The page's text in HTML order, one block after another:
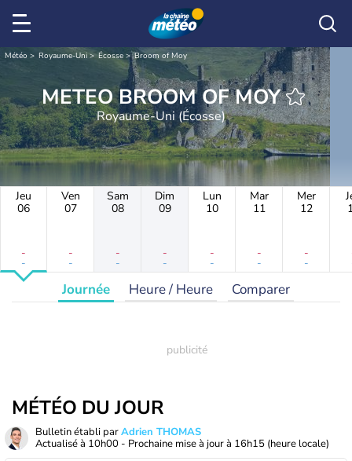
Météo Royaume-Uni Écosse Broom of Moy
METEO BROOM OF MOY
Royaume-Uni (Écosse)
Jeu
06
-
-
Ven
07
-
-
Sam
08
-
-
Dim
09
-
-
Lun
10
-
-
Mar
11
-
-
Mer
12
-
-
Journée Heure / Heure Comparer
MÉTÉO DU JOUR
Bulletin établi parAdrien THOMAS
Actualisé à 10h00 - Prochaine mise à jour à 16h15 (heure locale)